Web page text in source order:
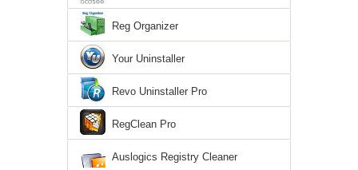
Reg Organizer
Your Uninstaller
Revo Uninstaller Pro
RegClean Pro
Auslogics Registry Cleaner